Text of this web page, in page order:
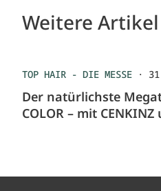
Weitere Artikel
TOP HAIR - DIE MESSE ·
Der natürlichste
COLOR – mit CENKINZ und dem Wella Creative